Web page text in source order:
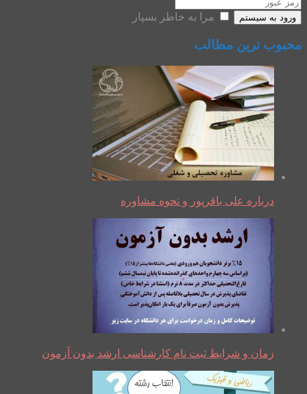
ورود به سیستم مرا به خاطر بسپار
محبوب ترین مطالب
درباره علی باقرپور و نحوه مشاوره
زمان و شرایط ثبت نام کارشناسی ارشد بدون آزمون